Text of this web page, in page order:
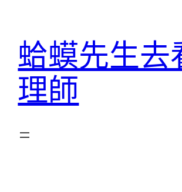
蛤蟆先生去
理師